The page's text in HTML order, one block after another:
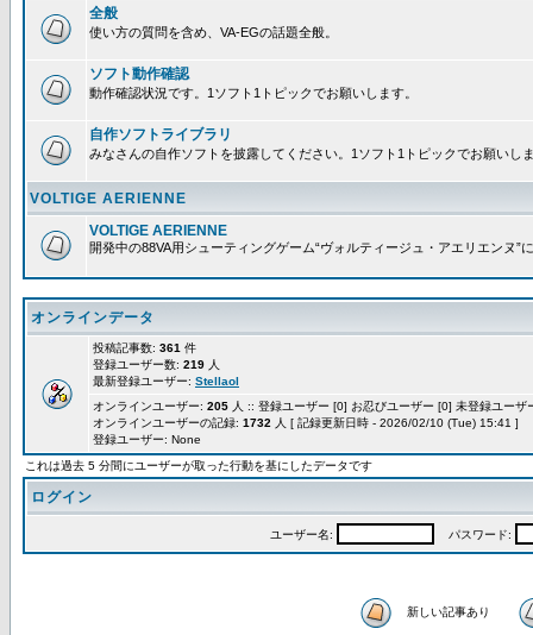
全般
使い方の質問を含め、VA-EGの話題全般。
ソフト動作確認
動作確認状況です。1ソフト1トピックでお願いします。
自作ソフトライブラリ
みなさんの自作ソフトを披露してください。1ソフト1トピックでお願いし
VOLTIGE AERIENNE
VOLTIGE AERIENNE
開発中の88VA用シューティングゲーム“ヴォルティージュ・アエリエンヌ”
オンラインデータ
投稿記事数: 361 件
登録ユーザー数: 219 人
最新登録ユーザー: Stellaol
オンラインユーザー: 205 人 :: 登録ユーザー [0] お忍びユーザー [0] 未登録ユー
オンラインユーザーの記録: 1732 人 [ 記録更新日時 - 2026/02/10 (Tue) 15:41 ]
登録ユーザー: None
これは過去 5 分間にユーザーが取った行動を基にしたデータです
ログイン
ユーザー名: パスワード:
新しい記事あり